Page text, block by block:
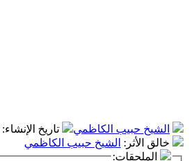
الشيخ حبيب الكاظمي تاريخ الإنشاء:
خالق الأثر : الشيخ حبيب الكاظمي
الملحقات: